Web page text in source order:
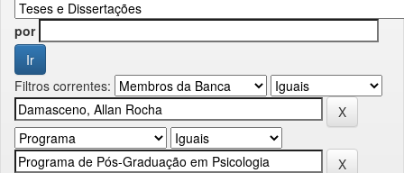
por
Filtros correntes: